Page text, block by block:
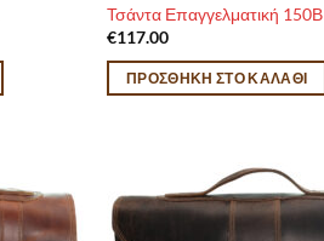
Τσάντα Επαγγελματική 150Β
€117.00
ΠΡΟΣΘΉΚΗ ΣΤΟ ΚΑΛΆΘΙ